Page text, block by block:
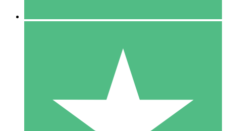
US$1500
10 Download
20